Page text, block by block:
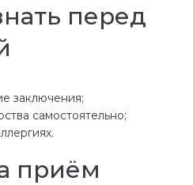
перед
заключения;
самостоятельно;
приём